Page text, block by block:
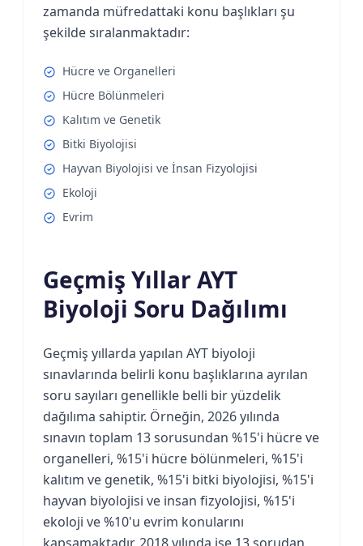
zamanda müfredattaki konu başlıkları şu
şekilde sıralanmaktadır:
Hücre ve Organelleri
Hücre Bölünmeleri
Kalıtım ve Genetik
Bitki Biyolojisi
Hayvan Biyolojisi ve İnsan Fizyolojisi
Ekoloji
Evrim
Geçmiş Yıllar AYT
Biyoloji Soru Dağılımı
Geçmiş yıllarda yapılan AYT biyoloji
sınavlarında belirli konu başlıklarına ayrılan
soru sayıları genellikle belli bir yüzdelik
dağılıma sahiptir. Örneğin, 2026 yılında
sınavın toplam 13 sorusundan %15'i hücre ve
organelleri, %15'i hücre bölünmeleri, %15'i
kalıtım ve genetik, %15'i bitki biyolojisi, %15'i
hayvan biyolojisi ve insan fizyolojisi, %15'i
ekoloji ve %10'u evrim konularını
kapsamaktadır. 2018 yılında ise 13 sorudan